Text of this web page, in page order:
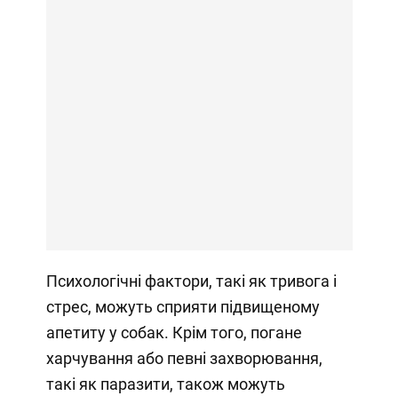
Психологічні фактори, такі як тривога і
стрес, можуть сприяти підвищеному
апетиту у собак. Крім того, погане
харчування або певні захворювання,
такі як паразити, також можуть